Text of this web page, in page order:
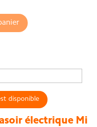
disponible
électrique Mi